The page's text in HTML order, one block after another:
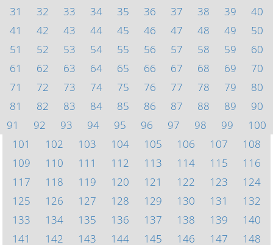
31
32 33 34 35 36 37 38 39
40
41
42 43 44 45 46 47 48 49
50
51
52 53 54 55 56 57 58 59
60
61
62 63 64 65 66 67 68 69
70
71
72 73 74 75 76 77 78 79
80
81
82 83 84 85 86 87 88 89
90
91
92 93 94 95 96 97 98 99
100
101
102 103 104 105 106 107
108
109
110 111 112 113 114 115
116
117
118 119 120 121 122 123
124
125
126 127 128 129 130 131
132
133
134 135 136 137 138 139
140
141
142 143 144 145 146 147
148